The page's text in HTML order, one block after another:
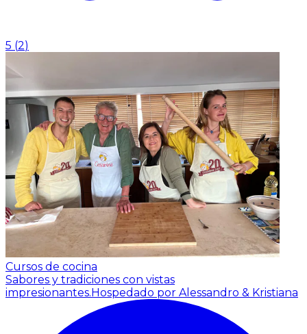
5 (2)
Cursos de cocina
Sabores y tradiciones con vistas
impresionantes.Hospedado por Alessandro & Kristiana